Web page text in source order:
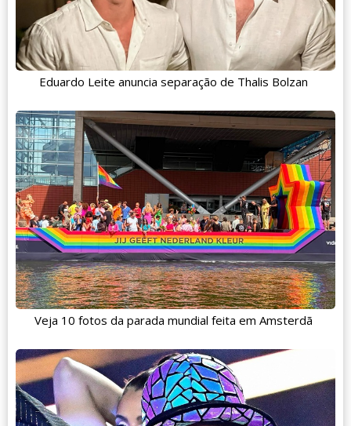
Eduardo Leite anuncia separação de Thalis Bolzan
Veja 10 fotos da parada mundial feita em Amsterdã